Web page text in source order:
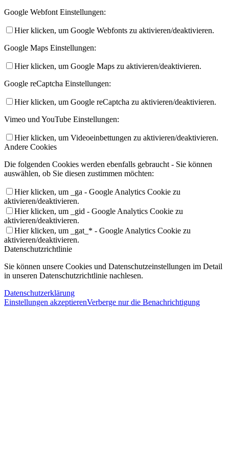
Google Webfont Einstellungen:
Hier klicken, um Google Webfonts zu aktivieren/deaktivieren.
Google Maps Einstellungen:
Hier klicken, um Google Maps zu aktivieren/deaktivieren.
Google reCaptcha Einstellungen:
Hier klicken, um Google reCaptcha zu aktivieren/deaktivieren.
Vimeo und YouTube Einstellungen:
Hier klicken, um Videoeinbettungen zu aktivieren/deaktivieren.
Andere Cookies
Die folgenden Cookies werden ebenfalls gebraucht - Sie können
auswählen, ob Sie diesen zustimmen möchten:
Hier klicken, um _ga - Google Analytics Cookie zu
aktivieren/deaktivieren.
Hier klicken, um _gid - Google Analytics Cookie zu
aktivieren/deaktivieren.
Hier klicken, um _gat_* - Google Analytics Cookie zu
aktivieren/deaktivieren.
Datenschutzrichtlinie
Sie können unsere Cookies und Datenschutzeinstellungen im Detail
in unseren Datenschutzrichtlinie nachlesen.
Datenschutzerklärung
Einstellungen akzeptierenVerberge nur die Benachrichtigung